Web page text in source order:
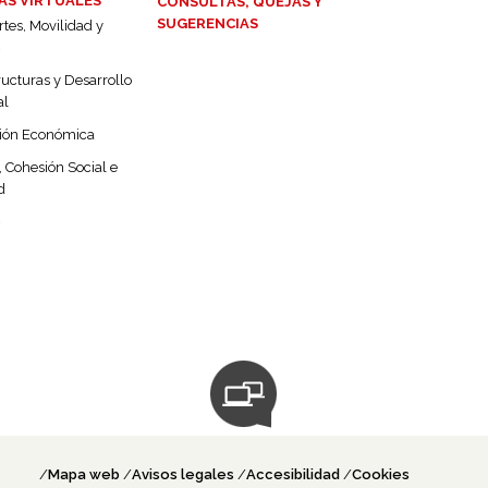
Movilidad y
y Desarrollo
Económica
Cohesión Social e
SUGERENCIAS
Acceso remoto
Mapa web Avisos legales Accesibilidad Cookies